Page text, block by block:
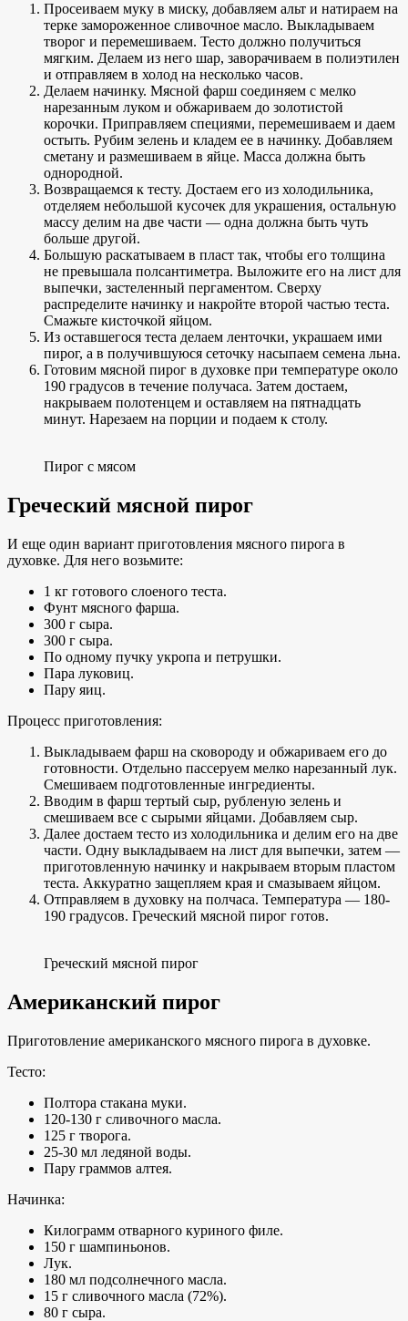
Просеиваем муку в миску, добавляем альт и натираем на
терке замороженное сливочное масло. Выкладываем
творог и перемешиваем. Тесто должно получиться
мягким. Делаем из него шар, заворачиваем в полиэтилен
и отправляем в холод на несколько часов.
Делаем начинку. Мясной фарш соединяем с мелко
нарезанным луком и обжариваем до золотистой
корочки. Приправляем специями, перемешиваем и даем
остыть. Рубим зелень и кладем ее в начинку. Добавляем
сметану и размешиваем в яйце. Масса должна быть
однородной.
Возвращаемся к тесту. Достаем его из холодильника,
отделяем небольшой кусочек для украшения, остальную
массу делим на две части — одна должна быть чуть
больше другой.
Большую раскатываем в пласт так, чтобы его толщина
не превышала полсантиметра. Выложите его на лист для
выпечки, застеленный пергаментом. Сверху
распределите начинку и накройте второй частью теста.
Смажьте кисточкой яйцом.
Из оставшегося теста делаем ленточки, украшаем ими
пирог, а в получившуюся сеточку насыпаем семена льна.
Готовим мясной пирог в духовке при температуре около
190 градусов в течение получаса. Затем достаем,
накрываем полотенцем и оставляем на пятнадцать
минут. Нарезаем на порции и подаем к столу.
Пирог с мясом
Греческий мясной пирог
И еще один вариант приготовления мясного пирога в
духовке. Для него возьмите:
1 кг готового слоеного теста.
Фунт мясного фарша.
300 г сыра.
300 г сыра.
По одному пучку укропа и петрушки.
Пара луковиц.
Пару яиц.
Процесс приготовления:
Выкладываем фарш на сковороду и обжариваем его до
готовности. Отдельно пассеруем мелко нарезанный лук.
Смешиваем подготовленные ингредиенты.
Вводим в фарш тертый сыр, рубленую зелень и
смешиваем все с сырыми яйцами. Добавляем сыр.
Далее достаем тесто из холодильника и делим его на две
части. Одну выкладываем на лист для выпечки, затем —
приготовленную начинку и накрываем вторым пластом
теста. Аккуратно защепляем края и смазываем яйцом.
Отправляем в духовку на полчаса. Температура — 180-
190 градусов. Греческий мясной пирог готов.
Греческий мясной пирог
Американский пирог
Приготовление американского мясного пирога в духовке.
Тесто:
Полтора стакана муки.
120-130 г сливочного масла.
125 г творога.
25-30 мл ледяной воды.
Пару граммов алтея.
Начинка:
Килограмм отварного куриного филе.
150 г шампиньонов.
Лук.
180 мл подсолнечного масла.
15 г сливочного масла (72%).
80 г сыра.